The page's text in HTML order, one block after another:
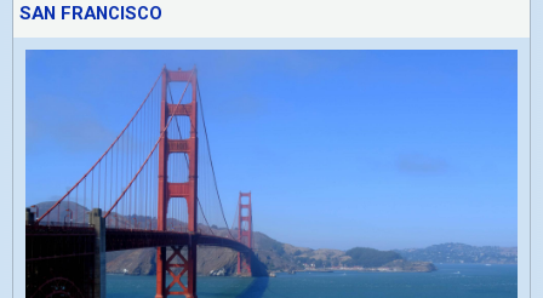
SAN FRANCISCO